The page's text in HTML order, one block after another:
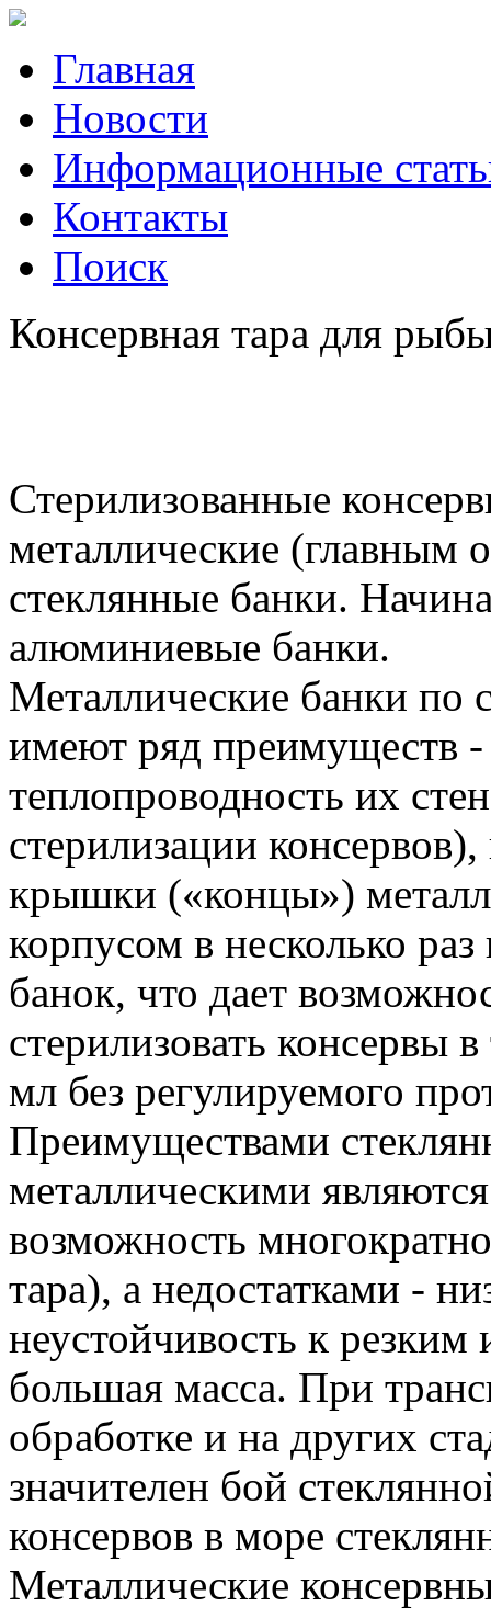
Главная
Новости
Информационные
Контакты
Поиск
Консервная тара для
Стерилизованные
металлические (главным
стеклянные банки.
алюминиевые банки.
Металлические банки по
имеют ряд преимуществ -
теплопроводность их
стерилизации
крышки («концы»)
корпусом в несколько
банок, что дает
стерилизовать консервы
мл без регулируемого
Преимуществами
металлическими
возможность
тара), а недостатками -
неустойчивость к
большая масса. При
обработке и на других
значителен бой
консервов в море
Металлические